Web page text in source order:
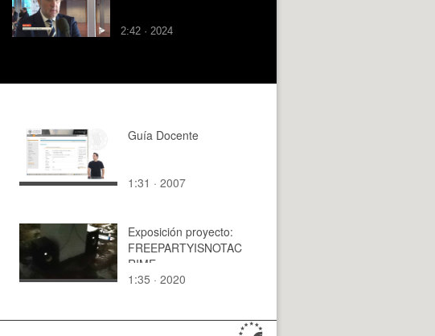
2:42 · 2024
Guía Docente
1:31 · 2007
Exposición proyecto:
FREEPARTYISNOTAC
RIME
1:35 · 2020